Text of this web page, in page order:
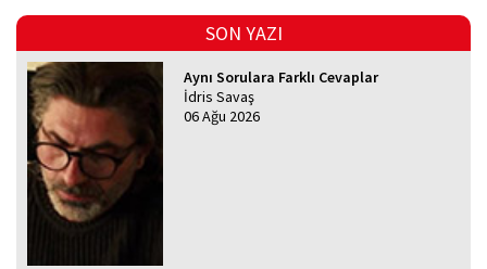
SON YAZI
Aynı Sorulara Farklı Cevaplar
İdris Savaş
06 Ağu 2026